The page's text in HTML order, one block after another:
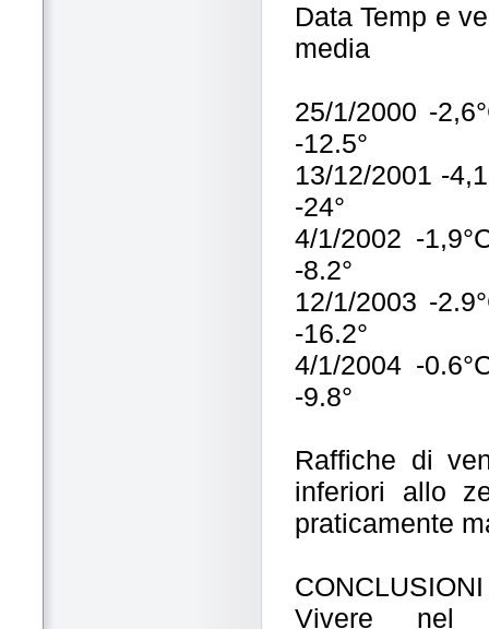
Data Temp e
media
25/1/2000 -
-12.5°
13/12/2001 -
-24°
4/1/2002 -
-8.2°
12/1/2003 -
-16.2°
4/1/2004 -
-9.8°
Raffiche di
inferiori allo
praticamente
CONCLUSIONI
Vivere nel